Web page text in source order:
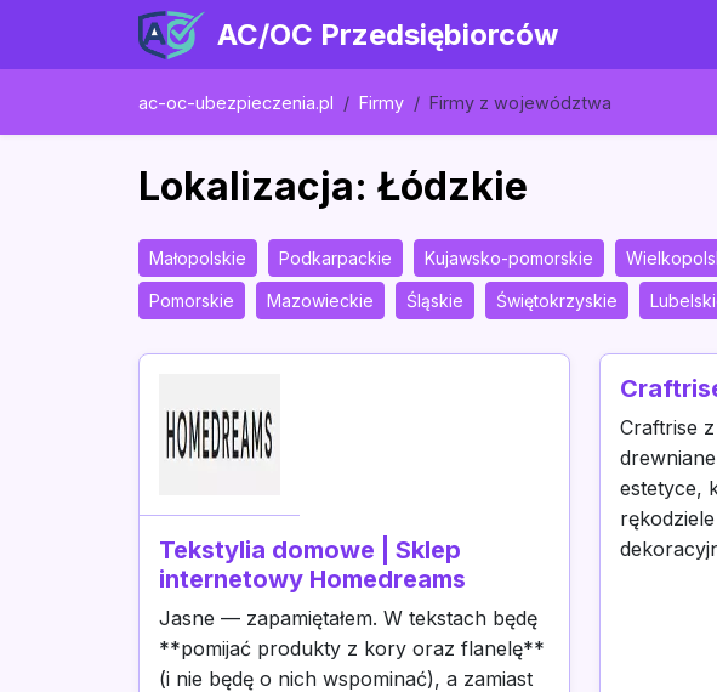
AC/OC Przedsiębiorców
ac-oc-ubezpieczenia.pl Firmy Firmy z województwa
Lokalizacja: Łódzkie
Małopolskie Podkarpackie Kujawsko-pomorskie
Pomorskie Mazowieckie Śląskie Świętokrzyskie
Tekstylia domowe | Sklep
internetowy Homedreams
Jasne — zapamiętałem. W tekstach będę
**pomijać produkty z kory oraz flanelę**
(i nie będę o nich wspominać), a zamiast
Craftrise
estetyce,